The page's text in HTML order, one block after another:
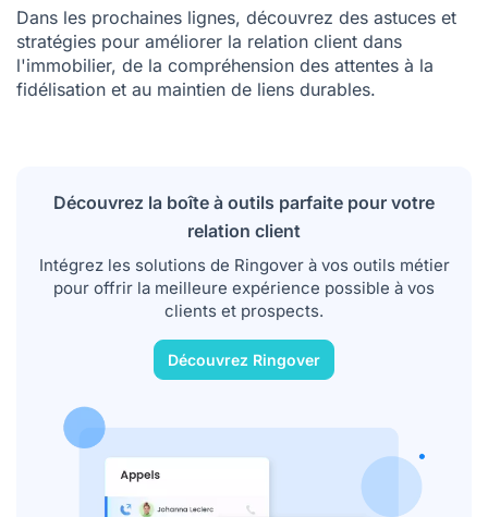
Dans les prochaines lignes, découvrez des astuces et
stratégies pour améliorer la relation client dans
l'immobilier, de la compréhension des attentes à la
fidélisation et au maintien de liens durables.
Découvrez la boîte à outils parfaite pour votre
relation client
Intégrez les solutions de Ringover à vos outils métier
pour offrir la meilleure expérience possible à vos
clients et prospects.
Découvrez Ringover